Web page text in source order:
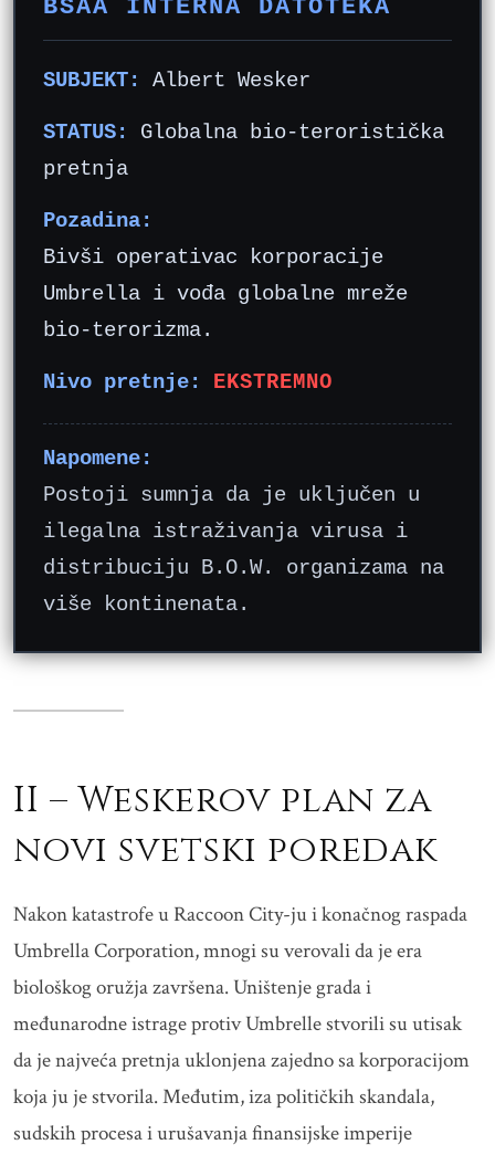
BSAA INTERNA DATOTEKA
SUBJEKT: Albert Wesker
STATUS:
Globalna bio-teroristička
pretnja
Pozadina:
Bivši operativac korporacije
Umbrella i vođa globalne mreže
bio-terorizma.
Nivo pretnje: EKSTREMNO
Napomene:
Postoji sumnja da je uključen u
ilegalna istraživanja virusa i
distribuciju B.O.W. organizama na
više kontinenata.
II – Weskerov plan za
novi svetski poredak
Nakon katastrofe u Raccoon City-ju i konačnog raspada
Umbrella Corporation, mnogi su verovali da je era
biološkog oružja završena. Uništenje grada i
međunarodne istrage protiv Umbrelle stvorili su utisak
da je najveća pretnja uklonjena zajedno sa korporacijom
koja ju je stvorila. Međutim, iza političkih skandala,
sudskih procesa i urušavanja finansijske imperije